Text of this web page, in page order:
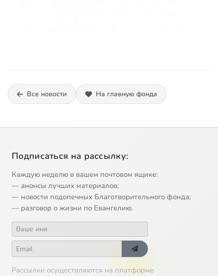
Все новости На главную фонда
Подписаться на рассылку:
Каждую неделю в вашем почтовом ящике:
— анонсы лучших материалов;
— новости подопечных Благотворительного фонда;
— разговор о жизни по Евангелию.
Рассылки осуществляются на платформе